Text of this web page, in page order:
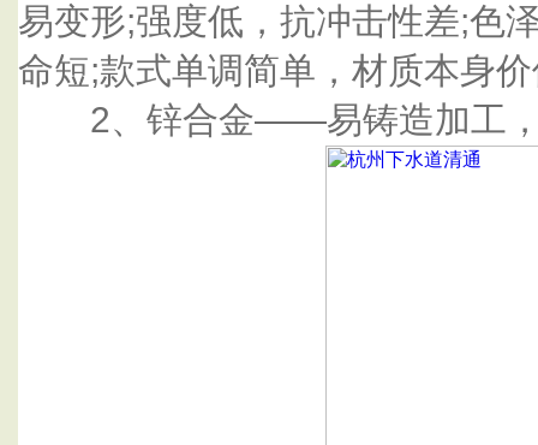
易变形;强度低，抗冲击性差;色
命短;款式单调简单，材质本身
2、锌合金——易铸造加工，